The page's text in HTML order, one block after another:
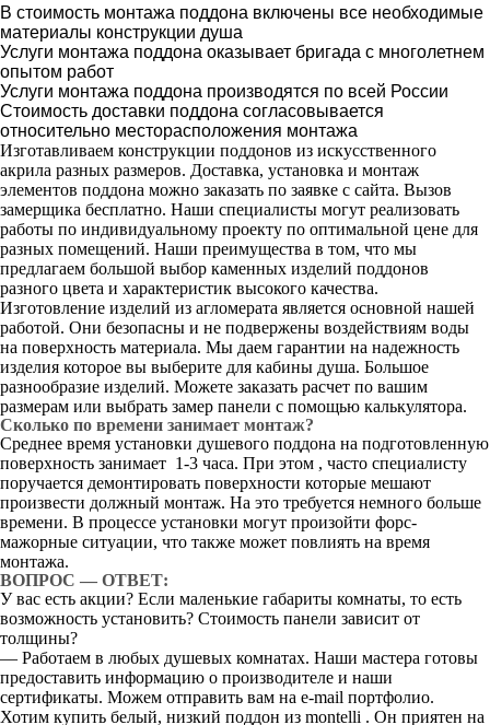
В стоимость монтажа поддона включены все необходимые
материалы конструкции душа
Услуги монтажа поддона оказывает бригада с многолетнем
опытом работ
Услуги монтажа поддона производятся по всей России
Стоимость доставки поддона согласовывается
относительно месторасположения монтажа
Изготавливаем конструкции поддонов из искусственного
акрила разных размеров. Доставка, установка и монтаж
элементов поддона можно заказать по заявке с сайта. Вызов
замерщика бесплатно. Наши специалисты могут реализовать
работы по индивидуальному проекту по оптимальной цене для
разных помещений. Наши преимущества в том, что мы
предлагаем большой выбор каменных изделий поддонов
разного цвета и характеристик высокого качества.
Изготовление изделий из агломерата является основной нашей
работой. Они безопасны и не подвержены воздействиям воды
на поверхность материала. Мы даем гарантии на надежность
изделия которое вы выберите для кабины душа. Большое
разнообразие изделий. Можете заказать расчет по вашим
размерам или выбрать замер панели с помощью калькулятора.
Сколько по времени занимает монтаж?
Среднее время установки душевого поддона на подготовленную
поверхность занимает 1-3 часа. При этом , часто специалисту
поручается демонтировать поверхности которые мешают
произвести должный монтаж. На это требуется немного больше
времени. В процессе установки могут произойти форс-
мажорные ситуации, что также может повлиять на время
монтажа.
ВОПРОС — ОТВЕТ:
У вас есть акции? Если маленькие габариты комнаты, то есть
возможность установить? Стоимость панели зависит от
толщины?
— Работаем в любых душевых комнатах. Наши мастера готовы
предоставить информацию о производителе и наши
сертификаты. Можем отправить вам на e-mail портфолио.
Хотим купить белый, низкий поддон из montelli . Он приятен на